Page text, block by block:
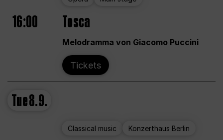
16:00 Tosca
Melodramma von Giacomo Puccini
Tickets
Tue8.9.
Classical music Konzerthaus Berlin